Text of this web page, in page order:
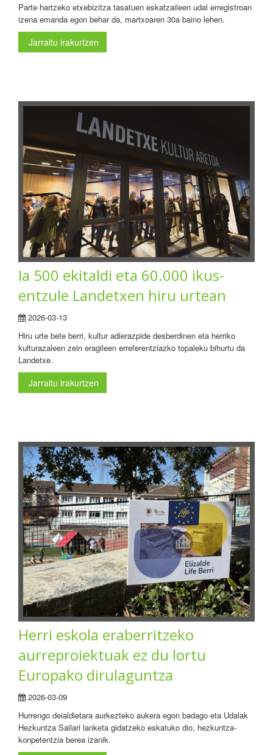
Parte hartzeko etxebizitza tasatuen eskatzaileen udal erregistroan
izena emanda egon behar da, martxoaren 30a baino lehen.
Jarraitu irakurtzen
Ia 500 ekitaldi eta 60.000 ikus-
entzule Landetxen hiru urtean
2026-03-13
Hiru urte bete berri, kultur adierazpide desberdinen eta herriko
kulturazaleen zein eragileen erreferentziazko topaleku bihurtu da
Landetxe.
Jarraitu irakurtzen
Herri eskola eraberritzeko
aurreproiektuak ez du lortu
Europako dirulaguntza
2026-03-09
Hurrengo deialdietara aurkezteko aukera egon badago eta Udalak
Hezkuntza Sailari lanketa gidatzeko eskatuko dio, hezkuntza-
konpetentzia berea izanik.